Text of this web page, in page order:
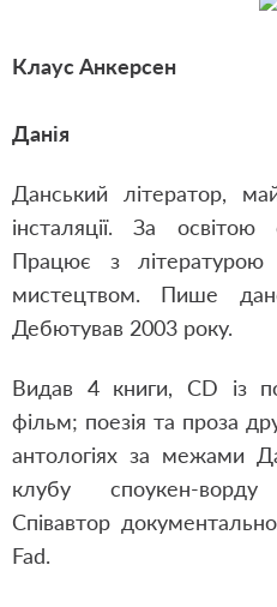
Клаус Анкерсен
Данія
Данський літератор,
інсталяції. За
Працює з літературою
мистецтвом. Пише
Дебютував 2003 року.
Видав 4 книги, CD із
фільм; поезія та проза
антологіях за межами
клубу споукен-
Співавтор
Fad.